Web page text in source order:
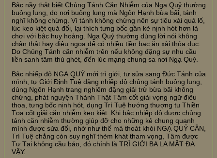
Bậc nầy thật biết Chủng Tánh Căn Nhiễm của Ngạ Quỷ thường
buông lung, do nơi buông lung mà Ngôn Hạnh bừa bãi, tánh
nghĩ không chừng. Vì tánh không chừng nên sự tiêu xài quá lố,
lúc keo kiệt quá đổi, lại thích tưng bốc gần kẻ nịnh hót hơn là
chơi với bậc huy hoàng. Ngạ Quỷ thường dùng lời nói không
chân thật hay điêu ngoa để có nhiều tiền bạc ăn xài thỏa dục.
Do Chủng Tánh căn nhiễm trên nếu không đặng sự nhu cầu
liền sanh tâm thù ghét, đến lúc mạng chung sa nơi Ngạ Quỷ.
Bậc nhiếp độ NGẠ QUỶ mới trì giới, tự sửa sang Đức Tánh của
mình, tự Giới Định Tuệ đặng nhiếp độ chủng tánh buông lung,
dùng Ngôn Hạnh trang nghiêm đặng giải trừ bừa bãi không
chừng, phát nguyện Thành Thật Tâm cốt giải vọng ngữ điêu
thoa, tưng bốc nịnh hót, dụng Trí Tuệ hướng thượng tu Thiền
Tọa cốt giải căn nhiễm keo kiệt. Khi bậc nhiếp độ được chủng
tánh căn nhiễm thường giúp đỡ cho những kẻ chung quanh
mình được sửa đổi, nhờ như thế mà thoát khỏi NGẠ QUỶ CĂN,
Trí Tuệ chẳng còn suy nghĩ thèm khát tham vọng, Tâm được
Tự Tại không cầu báo, đó chính là TRÌ GIỚI BA LA MẬT ĐA
VẬY.